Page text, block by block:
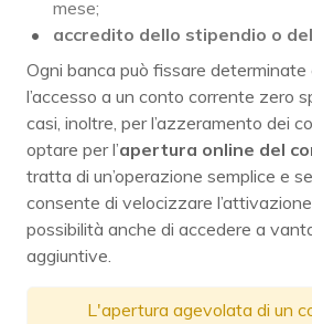
mese;
accredito dello stipendio o
Ogni banca può fissare determinate
l’accesso a un conto corrente zero
casi, inoltre, per l’azzeramento dei
optare per l’apertura online del
tratta di un’operazione semplice e
consente di velocizzare
possibilità anche di accedere a
aggiuntive.
L'apertura agevolata di un